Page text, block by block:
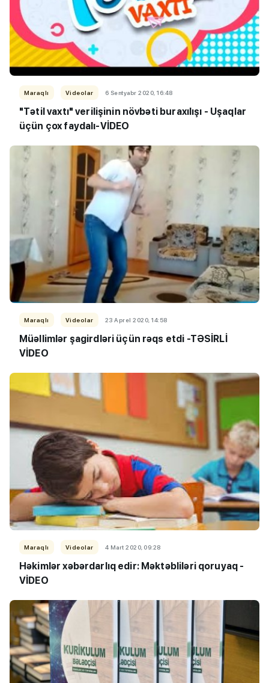
Maraqlı Videolar 6 Sentyabr 2020, 16:48
"Tətil vaxtı" verilişinin növbəti buraxılışı - Uşaqlar
üçün çox faydalı-VİDEO
Maraqlı Videolar 23 Aprel 2020, 14:58
Müəllimlər şagirdləri üçün rəqs etdi -TƏSİRLİ
VİDEO
Maraqlı Videolar 4 Mart 2020, 09:28
Həkimlər xəbərdarlıq edir: Məktəbliləri qoruyaq -
VİDEO